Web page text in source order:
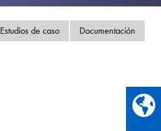
Estudios de caso Documentación
Política de privacidad
Mapa del sitio